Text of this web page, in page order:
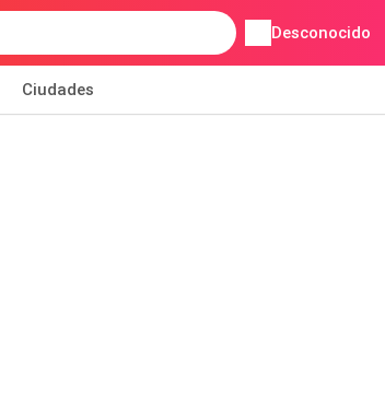
Desconocido
Ciudades